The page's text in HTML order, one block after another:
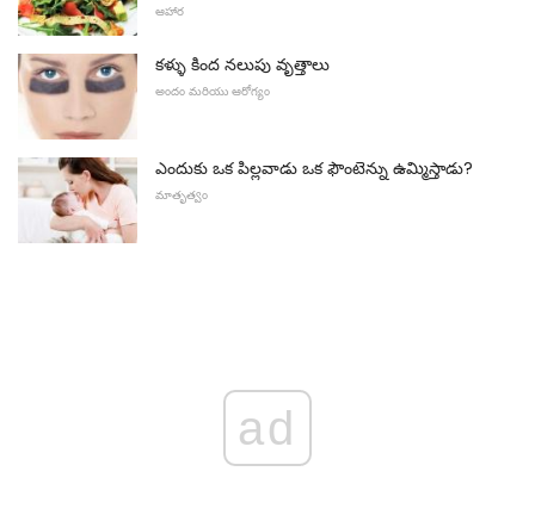
ఆహార
కళ్ళు కింద నలుపు వృత్తాలు
అందం మరియు ఆరోగ్యం
ఎందుకు ఒక పిల్లవాడు ఒక ఫౌంటెన్ను ఉమ్మిస్తాడు?
మాతృత్వం
ad